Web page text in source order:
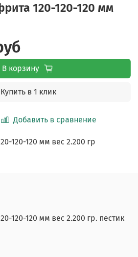
120-120-120 мм
Добавить в сравнение
В корзину
Купить в 1 клик
120-120 мм вес 2.200 гр
120-120 мм вес 2.200 гр. пестик